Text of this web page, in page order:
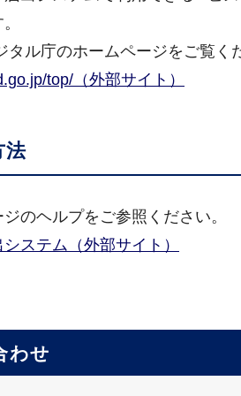
ル庁のホームページをご覧く
top/（外部サイト）
法
のヘルプをご参照ください。
ステム（外部サイト）
わせ